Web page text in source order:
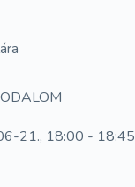
21., 18:00 - 18:45